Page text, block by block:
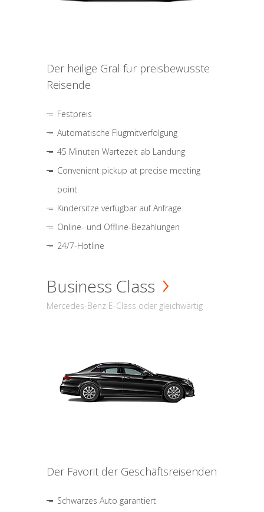
Der heilige Gral für preisbewusste
Reisende
Festpreis
Automatische Flugmitverfolgung
45 Minuten Wartezeit ab Landung
Convenient pickup at precise meeting
point
Kindersitze verfügbar auf Anfrage
Online- und Offline-Bezahlungen
24/7-Hotline
Business Class
Mercedes-Benz E-Class oder gleichwärtig
Der Favorit der Geschäftsreisenden
Schwarzes Auto garantiert